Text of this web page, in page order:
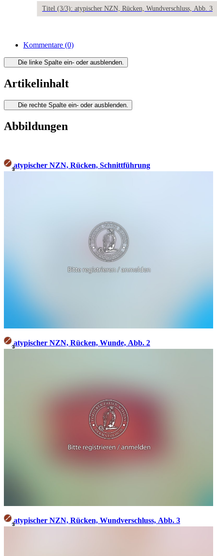
Titel (3/3): atypischer NZN, Rücken, Wundverschluss, Abb. 3
Kommentare (0)
Die linke Spalte ein- oder ausblenden.
Artikelinhalt
Die rechte Spalte ein- oder ausblenden.
Abbildungen
3atypischer NZN, Rücken, Schnittführung
3atypischer NZN, Rücken, Wunde, Abb. 2
3atypischer NZN, Rücken, Wundverschluss, Abb. 3